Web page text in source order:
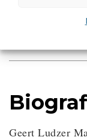
Geert Ludzer